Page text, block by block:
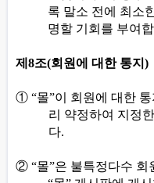
록 말소 전에 최소
명할 기회를 부여
제 8조(회원에 대한 통지 )
① “몰”이 회원에 대한
리 약정하여 지정
다.
② “몰”은 불특정다수 회